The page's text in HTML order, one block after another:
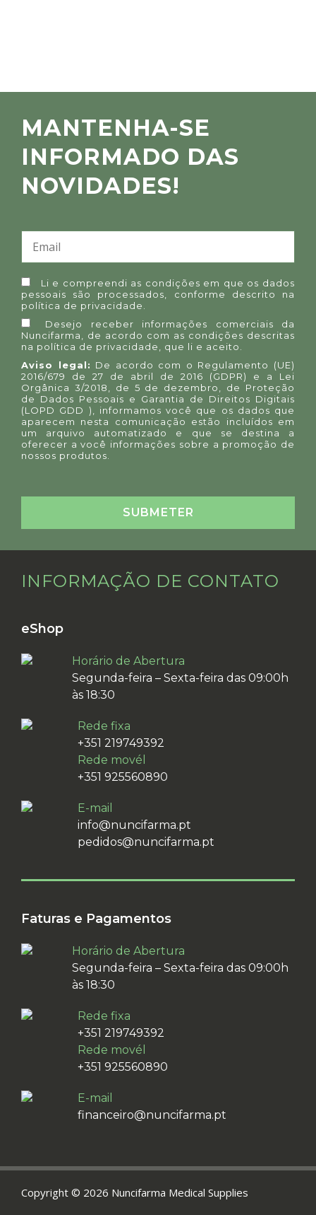
MANTENHA-SE
INFORMADO DAS
NOVIDADES!
Li e compreendi as condições em que os dados
pessoais são processados, conforme descrito na
política de privacidade
Desejo receber informações comerciais da
Nuncifarma, de acordo com as condições descritas
na política de privacidade
, que li e aceito.
Aviso legal: De acordo com o Regulamento (UE)
2016/679 de 27 de abril de 2016 (GDPR) e a Lei
Orgânica 3/2018, de 5 de dezembro, de Proteção
de Dados Pessoais e Garantia de Direitos Digitais
(LOPD GDD ), informamos você que os dados que
aparecem nesta comunicação estão incluídos em
um arquivo automatizado e que se destina a
oferecer a você informações sobre a promoção de
nossos produtos.
INFORMAÇÃO DE CONTATO
eShop
Horário de Abertura
Segunda-feira – Sexta-feira das 09:00h
às 18:30
Rede fixa
+351 219749392
Rede movél
+351 925560890
E-mail
info@nuncifarma.pt
pedidos@nuncifarma.pt
Faturas e Pagamentos
Horário de Abertura
Segunda-feira – Sexta-feira das 09:00h
às 18:30
Rede fixa
+351 219749392
Rede movél
+351 925560890
E-mail
financeiro@nuncifarma.pt
Copyright © 2026 Nuncifarma Medical Supplies